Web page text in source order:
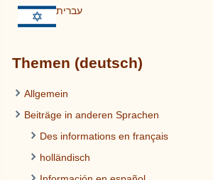
עברית
Themen (deutsch)
Allgemein
Beiträge in anderen Sprachen
Des informations en français
holländisch